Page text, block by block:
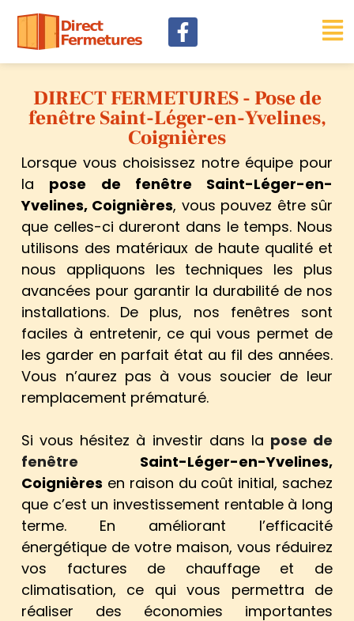
DIRECT FERMETURES - Pose de
fenêtre Saint-Léger-en-Yvelines,
Coignières
Lorsque vous choisissez notre équipe pour
la pose de fenêtre Saint-Léger-en-
Yvelines, Coignières, vous pouvez être sûr
que celles-ci dureront dans le temps. Nous
utilisons des matériaux de haute qualité et
nous appliquons les techniques les plus
avancées pour garantir la durabilité de nos
installations. De plus, nos fenêtres sont
faciles à entretenir, ce qui vous permet de
les garder en parfait état au fil des années.
Vous n’aurez pas à vous soucier de leur
remplacement prématuré.
Si vous hésitez à investir dans la pose de
fenêtre Saint-Léger-en-Yvelines,
Coignières en raison du coût initial, sachez
que c’est un investissement rentable à long
terme. En améliorant l’efficacité
énergétique de votre maison, vous réduirez
vos factures de chauffage et de
climatisation, ce qui vous permettra de
réaliser des économies importantes